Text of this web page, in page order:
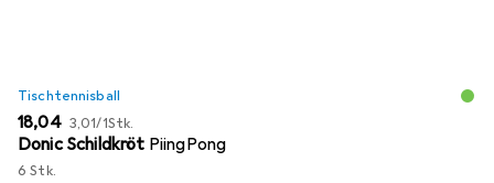
Tischtennisball
EUR
18,04 EUR
3,01/1Stk.
Donic Schildkröt PiingPong
6 Stk.